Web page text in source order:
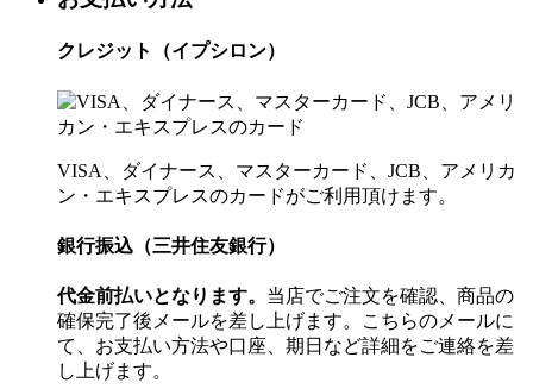
クレジット（イプシロン）
VISA、ダイナース、マスターカード、JCB、アメリカ
ン・エキスプレスのカードがご利用頂けます。
銀行振込（三井住友銀行）
代金前払いとなります。 当店でご注文を確認、商品の
確保完了後メールを差し上げます。こちらのメールに
て、お支払い方法や口座、期日など詳細をご連絡を差
し上げます。